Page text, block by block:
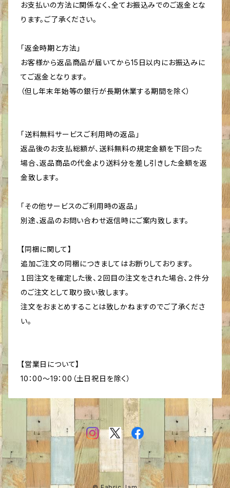
お支払いの方法に関係なく、全てお振込みでのご返金とな
ります。ご了承ください。
「返金時期と方法」
お客様から返品商品が届いてから15日以内にお振込みに
てご返金となります。
（但し年末年始等の銀行が長期休業する期間を除く）
「送料無料サービスご利用時の返品」
返品後のお支払総額が、送料無料の規定金額を下回った
場合、返品商品の代金より送料分を差し引きした金額を返
金致します。
「その他サービスのご利用時の返品」
別途、返品のお問い合わせ返信時にご案内致します。
【同梱に関して】
追加ご注文の同梱につきましてはお断りしております。
１回注文を確定した後、２回目の注文をされた場合、２件分
のご注文として取り扱い致します。
注文をおまとめすることは致しかねますのでご了承くださ
い。
【営業日について】
10：00～19：00（土日祝日を除く）